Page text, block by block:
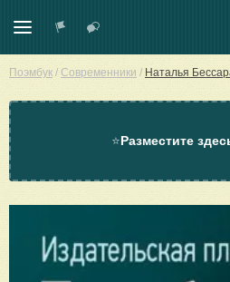
Поэмбук / Современники / Наталья
⭐Разместите